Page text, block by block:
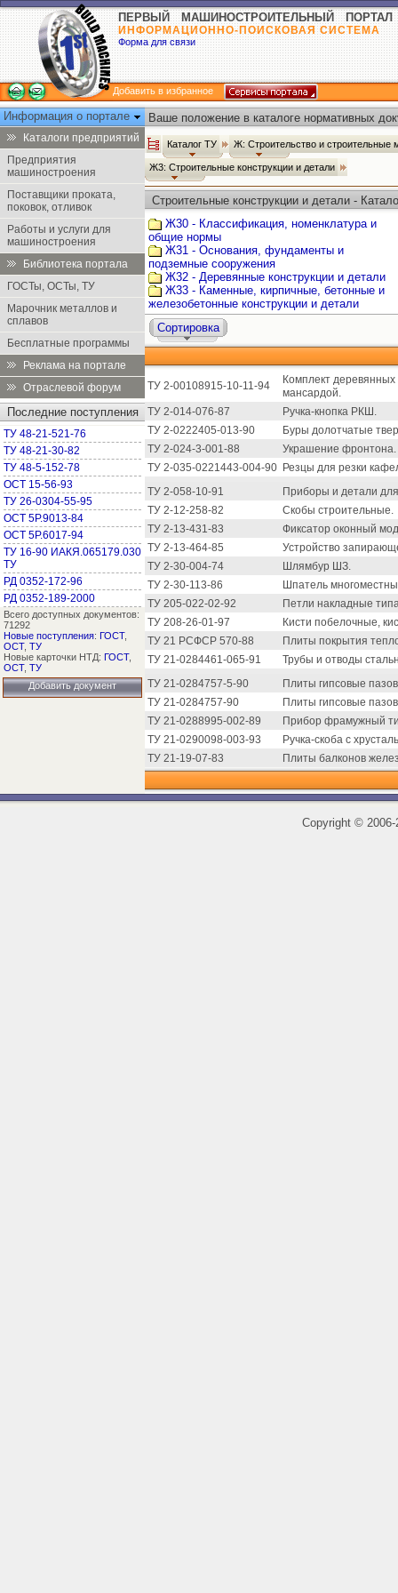
ПЕРВЫЙ МАШИНОСТРОИТЕЛЬНЫЙ ПОРТАЛ
ИНФОРМАЦИОННО-ПОИСКОВАЯ СИСТЕМА
Форма для связи
Добавить в избранное
Информация о портале
Каталоги предприятий
Предприятия
машиностроения
Поставщики проката,
поковок, отливок
Работы и услуги для
машиностроения
Библиотека портала
ГОСТы, ОСТы, ТУ
Марочник металлов и
сплавов
Бесплатные программы
Реклама на портале
Отраслевой форум
Последние поступления
ТУ 48-21-521-76
ТУ 48-21-30-82
ТУ 48-5-152-78
ОСТ 15-56-93
ТУ 26-0304-55-95
ОСТ 5Р.9013-84
ОСТ 5Р.6017-94
ТУ 16-90 ИАКЯ.065179.030
ТУ
РД 0352-172-96
РД 0352-189-2000
Всего доступных документов:
71292
Новые поступления: ГОСТ,
ОСТ, ТУ
Новые карточки НТД: ГОСТ,
ОСТ, ТУ
Добавить документ
Ваше положение в каталоге нормативных
Каталог ТУ Ж: Строительство и строительные
Ж3: Строительные конструкции и детали
Строительные конструкции и детали -
Ж30 - Классификация, номенклатура и
общие нормы
Ж31 - Основания, фундаменты и
подземные сооружения
Ж32 - Деревянные конструкции и детали
Ж33 - Каменные, кирпичные, бетонные и
железобетонные конструкции и детали
Сортировка
ТУ 2-00108915-10-11-94
Комплект деревянных
мансардой.
ТУ 2-014-076-87
Ручка-кнопка РКШ.
ТУ 2-0222405-013-90
Буры долотчатые
ТУ 2-024-3-001-88
Украшение фронтона.
ТУ 2-035-0221443-004-90 Резцы для резки
ТУ 2-058-10-91
Приборы и детали
ТУ 2-12-258-82
Скобы строительные.
ТУ 2-13-431-83
Фиксатор оконный
ТУ 2-13-464-85
Устройство
ТУ 2-30-004-74
Шлямбур ШЗ.
ТУ 2-30-113-86
Шпатель
ТУ 205-022-02-92
Петли накладные
ТУ 208-26-01-97
Кисти побелочные,
ТУ 21 РСФСР 570-88
Плиты покрытия
ТУ 21-0284461-065-91
Трубы и отводы
ТУ 21-0284757-5-90
Плиты гипсовые
ТУ 21-0284757-90
Плиты гипсовые
ТУ 21-0288995-002-89
Прибор фрамужный
ТУ 21-0290098-003-93
Ручка-скоба с
ТУ 21-19-07-83
Плиты балконов
Copyright ©